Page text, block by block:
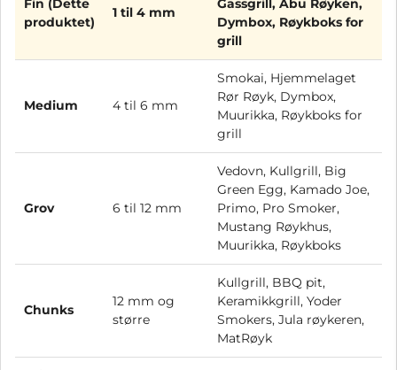
Fin (Dette
produktet)
1 til 4 mm
Gassgrill, Abu Røyken,
Dymbox, Røykboks for
grill
Medium 4 til 6 mm
Smokai, Hjemmelaget
Rør Røyk, Dymbox,
Muurikka, Røykboks for
grill
Grov 6 til 12 mm
Vedovn, Kullgrill, Big
Green Egg, Kamado Joe,
Primo, Pro Smoker,
Mustang Røykhus,
Muurikka, Røykboks
Chunks
12 mm og
større
Kullgrill, BBQ pit,
Keramikkgrill, Yoder
Smokers, Jula røykeren,
MatRøyk